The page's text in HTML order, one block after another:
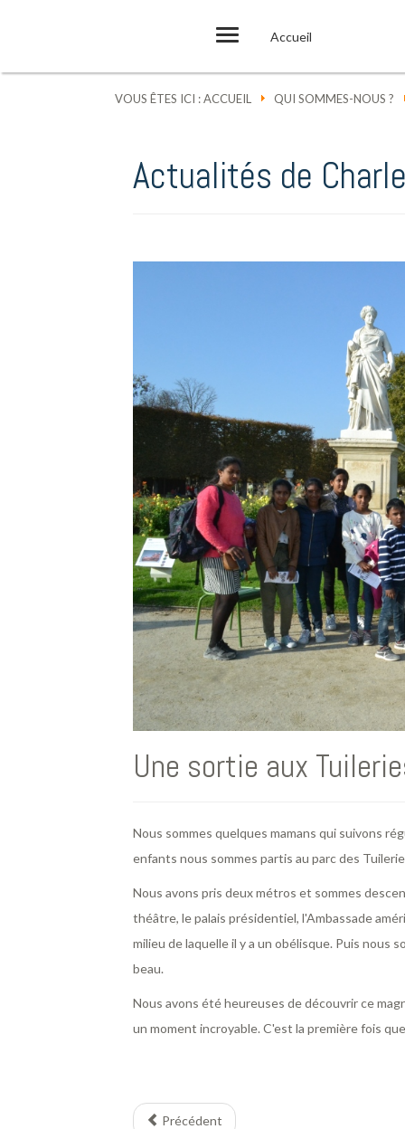
Accueil
VOUS ÊTES ICI :ACCUEIL QUI SOMMES-NOUS ?
Actualités de
Une sortie aux
Nous sommes quelques mamans qui suivons
enfants nous sommes partis au parc des
Nous avons pris deux métros et sommes
théâtre, le palais présidentiel, l'Ambassade
milieu de laquelle il y a un obélisque. Puis nous
beau.
Nous avons été heureuses de découvrir ce
un moment incroyable. C'est la première fois
Précédent